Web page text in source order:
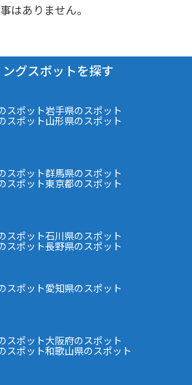
はありません。
グスポットを探す
スポット岩手県のスポット
スポット山形県のスポット
スポット群馬県のスポット
スポット東京都のスポット
スポット石川県のスポット
スポット長野県のスポット
スポット愛知県のスポット
スポット大阪府のスポット
スポット和歌山県のスポット